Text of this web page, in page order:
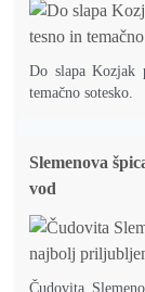
Do slapa Kozjak
temačno sotesko.
Slemenova
vod
Čudovita